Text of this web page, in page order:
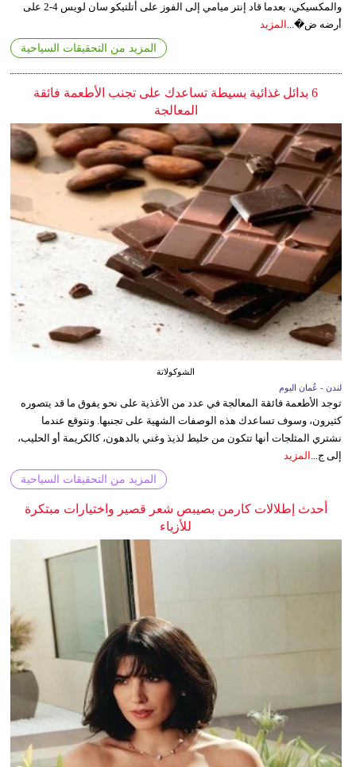
والمكسيكي، بعدما قاد إنتر ميامي إلى الفوز على أتلتيكو سان لويس 4-2 على
أرضه ض�... المزيد
المزيد من التحقيقات السياحية
6 بدائل غذائية بسيطة تساعدك على تجنب الأطعمة فائقة
المعالجة
الشوكولاتة
لندن - عُمان اليوم
توجد الأطعمة فائقة المعالجة في عدد من الأغذية على نحو يفوق ما قد يتصوره
كثيرون، وسوف تساعدك هذه الوصفات الشهية على تجنبها. ونتوقع عندما
نشتري المثلجات أنها تتكون من خليط لذيذ وغني بالدهون، كالكريمة أو الحليب،
إلى ج... المزيد
المزيد من التحقيقات السياحية
أحدث إطلالات كارمن بصيبص شعر قصير واختيارات مبتكرة
للأزياء